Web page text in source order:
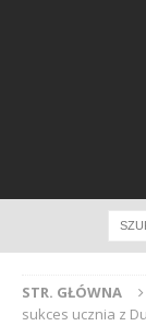
STR. GŁÓWNA
sukces ucznia z